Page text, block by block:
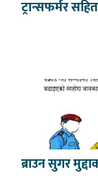
ट्रान्सफर्मर
ब्राउन सुगर